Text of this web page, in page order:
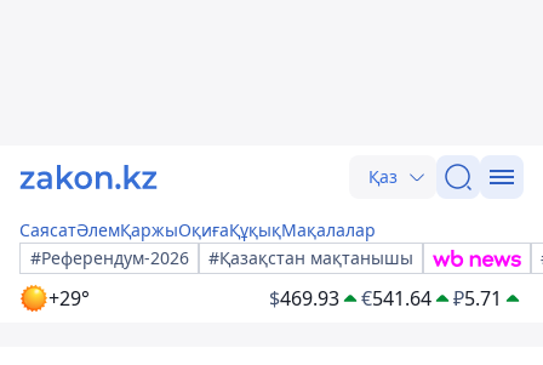
Қаз
СаясатӘлемҚаржыОқиғаҚұқықМақалалар
#Референдум-2026
#Қазақстан мақтанышы
+29° $469.93 €541.64 ₽5.71